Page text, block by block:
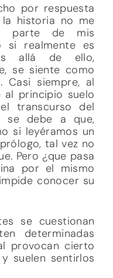
por respuesta
historia no me
parte de mis
si realmente es
allá de ello,
se siente como
Casi siempre, al
al principio suelo
transcurso del
se debe a que,
si leyéramos un
tal vez no
Pero ¿que pasa
por el mismo
conocer su
se cuestionan
determinadas
provocan cierto
suelen sentirlos